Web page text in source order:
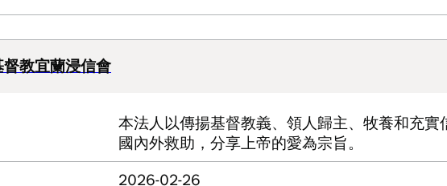
教宜蘭浸信會
本法人以傳揚基督教義、領人歸主、牧養和充
國內外救助，分享上帝的愛為宗旨。
2026-02-26